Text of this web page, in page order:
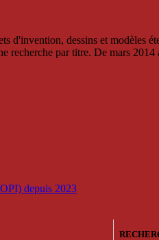
d'invention, dessins et
recherche par titre. De mars
depuis 2023